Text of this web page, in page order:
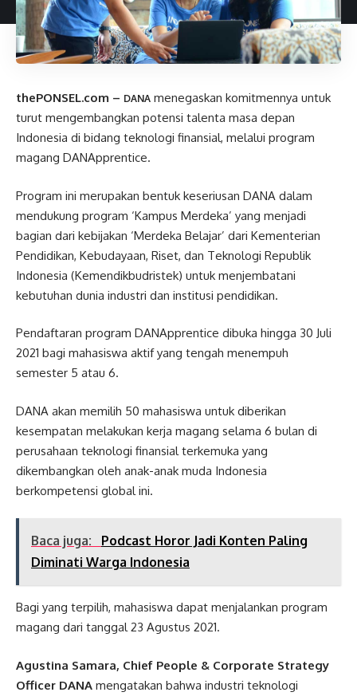
thePONSEL.com – DANA menegaskan komitmennya untuk
turut mengembangkan potensi talenta masa depan
Indonesia di bidang teknologi finansial, melalui program
magang DANApprentice.
Program ini merupakan bentuk keseriusan DANA dalam
mendukung program ‘Kampus Merdeka’ yang menjadi
bagian dari kebijakan ‘Merdeka Belajar’ dari Kementerian
Pendidikan, Kebudayaan, Riset, dan Teknologi Republik
Indonesia (Kemendikbudristek) untuk menjembatani
kebutuhan dunia industri dan institusi pendidikan.
Pendaftaran program DANApprentice dibuka hingga 30 Juli
2021 bagi mahasiswa aktif yang tengah menempuh
semester 5 atau 6.
DANA akan memilih 50 mahasiswa untuk diberikan
kesempatan melakukan kerja magang selama 6 bulan di
perusahaan teknologi finansial terkemuka yang
dikembangkan oleh anak-anak muda Indonesia
berkompetensi global ini.
Baca juga:
Podcast Horor Jadi Konten Paling
Diminati Warga Indonesia
Bagi yang terpilih, mahasiswa dapat menjalankan program
magang dari tanggal 23 Agustus 2021.
Agustina Samara, Chief People & Corporate Strategy
Officer DANA mengatakan bahwa industri teknologi